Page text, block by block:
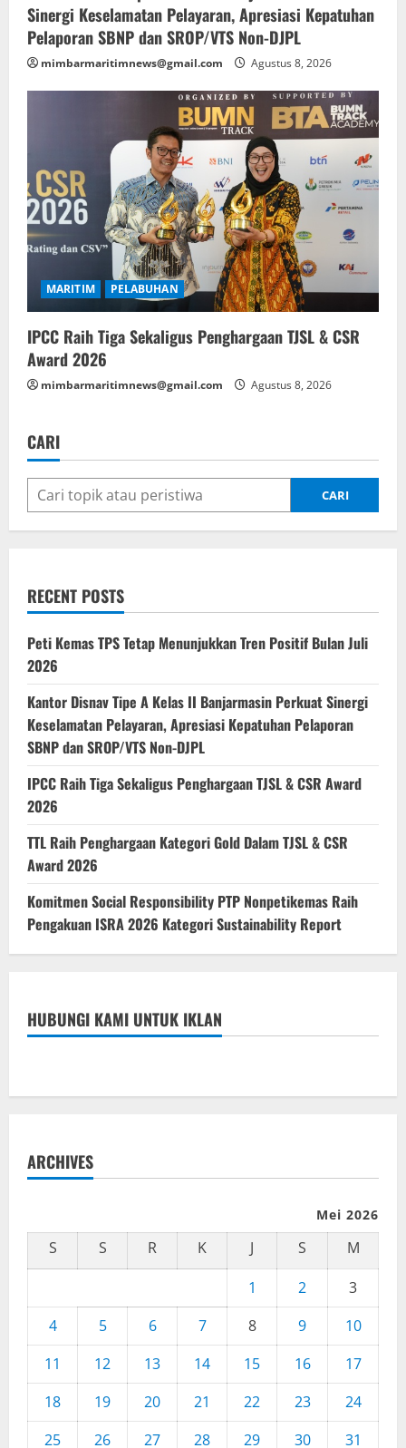
Sinergi Keselamatan Pelayaran, Apresiasi Kepatuhan
Pelaporan SBNP dan SROP/VTS Non-DJPL
mimbarmaritimnews@gmail.com Agustus 8, 2026
MARITIM PELABUHAN
IPCC Raih Tiga Sekaligus Penghargaan TJSL & CSR
Award 2026
mimbarmaritimnews@gmail.com Agustus 8, 2026
CARI
CARI
RECENT POSTS
Peti Kemas TPS Tetap Menunjukkan Tren Positif Bulan Juli
2026
Kantor Disnav Tipe A Kelas II Banjarmasin Perkuat Sinergi
Keselamatan Pelayaran, Apresiasi Kepatuhan Pelaporan
SBNP dan SROP/VTS Non-DJPL
IPCC Raih Tiga Sekaligus Penghargaan TJSL & CSR Award
2026
TTL Raih Penghargaan Kategori Gold Dalam TJSL & CSR
Award 2026
Komitmen Social Responsibility PTP Nonpetikemas Raih
Pengakuan ISRA 2026 Kategori Sustainability Report
HUBUNGI KAMI UNTUK IKLAN
ARCHIVES
Mei 2026
S S R K J S
M
1
2
3
4
5 6 7 8 9
10
11
12 13 14 15 16
17
18
19 20 21 22 23
24
25
26 27 28 29 30
31